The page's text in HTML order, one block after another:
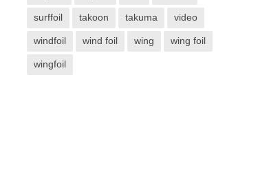
surffoil takoon takuma video
windfoil wind foil wing wing foil
wingfoil